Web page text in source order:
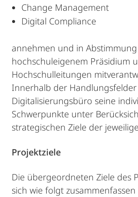
Change Management
Digital Compliance
annehmen und in
hochschuleigenem Präsidium
Hochschulleitungen
Innerhalb der Handlungsfelder
Digitalisierungsbüro seine
Schwerpunkte unter
strategischen Ziele der
Projektziele
Die übergeordneten Ziele des
sich wie folgt zusammenfassen